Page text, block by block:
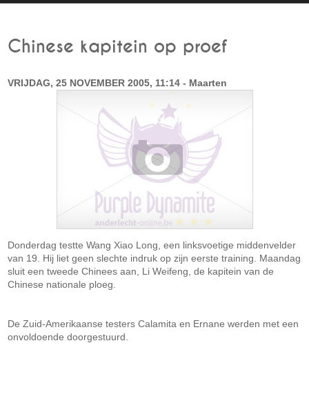
Chinese kapitein op proef
VRIJDAG, 25 NOVEMBER 2005, 11:14 - Maarten
Donderdag testte Wang Xiao Long, een linksvoetige middenvelder
van 19. Hij liet geen slechte indruk op zijn eerste training. Maandag
sluit een tweede Chinees aan, Li Weifeng, de kapitein van de
Chinese nationale ploeg.
De Zuid-Amerikaanse testers Calamita en Ernane werden met een
onvoldoende doorgestuurd.